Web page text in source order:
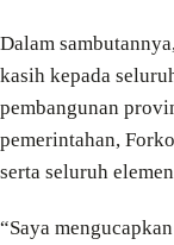
Dalam
kasih kepada
pembangunan
pemerintahan,
serta seluruh
“Saya